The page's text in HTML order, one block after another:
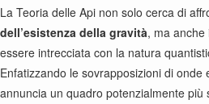
La Teoria delle Api non solo cerca di
dell’esistenza della gravità, ma anche
essere intrecciata con la natura
Enfatizzando le sovrapposizioni di onde
annuncia un quadro potenzialmente più